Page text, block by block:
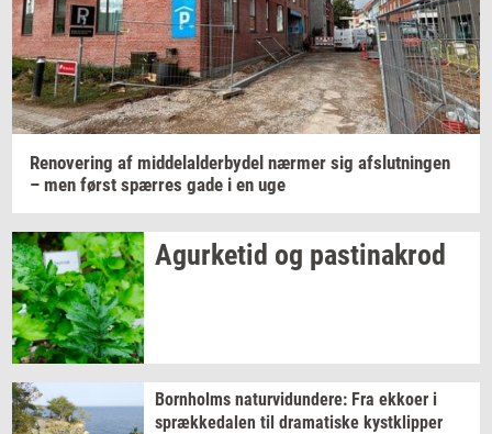
Jeg vil gerne modtage et nyhedsoverblik, samt
relevante tilbud og brugerfordele på mail. Det er altid
muligt at afmelde.Privatlivspolitik.
Renove­ring af mid­delal­der­by­del nær­mer sig af­slut­nin­gen
– men først spær­res gade i en uge
Agur­ke­tid og pa­stina­krod
Born­holms na­tur­vi­dun­de­re: Fra ek­ko­er i
spræk­ke­da­len til dra­ma­ti­ske kyst­klip­per